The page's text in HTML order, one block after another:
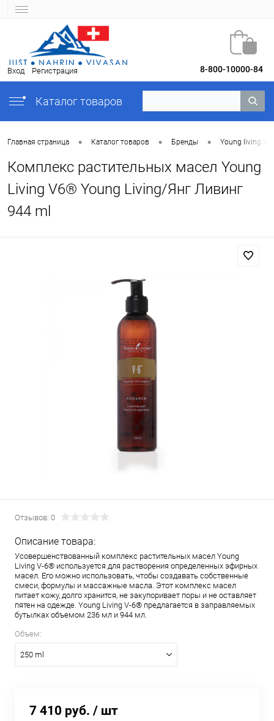
Вход Регистрация 8-800-10000-84
Каталог товаров
Главная страница • Каталог товаров • Бренды • Young Iiving
Комплекс растительных масел Young
Living V6® Young Living/Янг Ливинг
944 ml
Отзывов: 0
Описание товара:
Усовершенствованный комплекс растительных масел Young
Living V-6® используется для растворения определенных эфирных
масел. Его можно использовать, чтобы создавать собственные
смеси, формулы и массажные масла. Этот комплекс масел
питает кожу, долго хранится, не закупоривает поры и не оставляет
пятен на одежде. Young Living V-6® предлагается в заправляемых
бутылках объемом 236 мл и 944 мл.
Объем:
250 ml
7 410 руб. / шт